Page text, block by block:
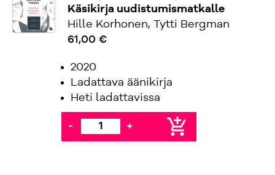
Käsikirja uudistumismatkalle
Hille Korhonen, Tytti Bergman
61,00 €
2020
Ladattava äänikirja
Heti ladattavissa
- + add_shopping_cart